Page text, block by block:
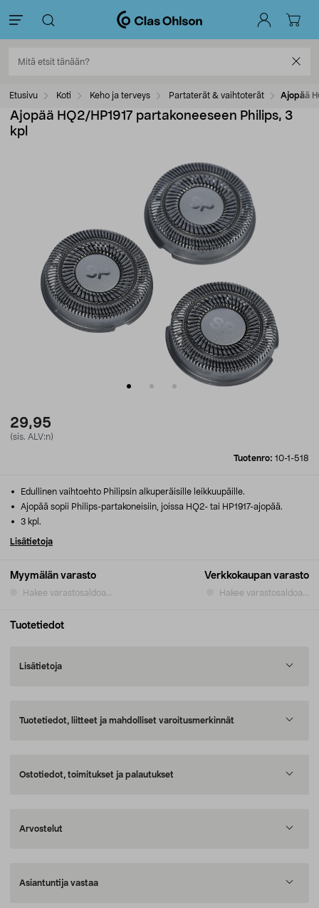
Etusivu Koti Keho ja terveys Partaterät & vaihtoterät Ajopää
Ajopää HQ2/HP1917 partakoneeseen Philips, 3
kpl
29,95
(sis. ALV:n)
Tuotenro: 10-1-518
Myymälän varasto
Hakee varastosaldoa...
Verkkokaupan varasto
Hakee varastosaldoa...
Edullinen vaihtoehto Philipsin alkuperäisille leikkuupäille.
Ajopää sopii Philips-partakoneisiin, joissa HQ2- tai HP1917-ajopää.
3 kpl.
Lisätietoja
Tuotetiedot
Lisätietoja
Tuotetiedot, liitteet ja mahdolliset varoitusmerkinnät
Ostotiedot, toimitukset ja palautukset
Arvostelut
Asiantuntija vastaa